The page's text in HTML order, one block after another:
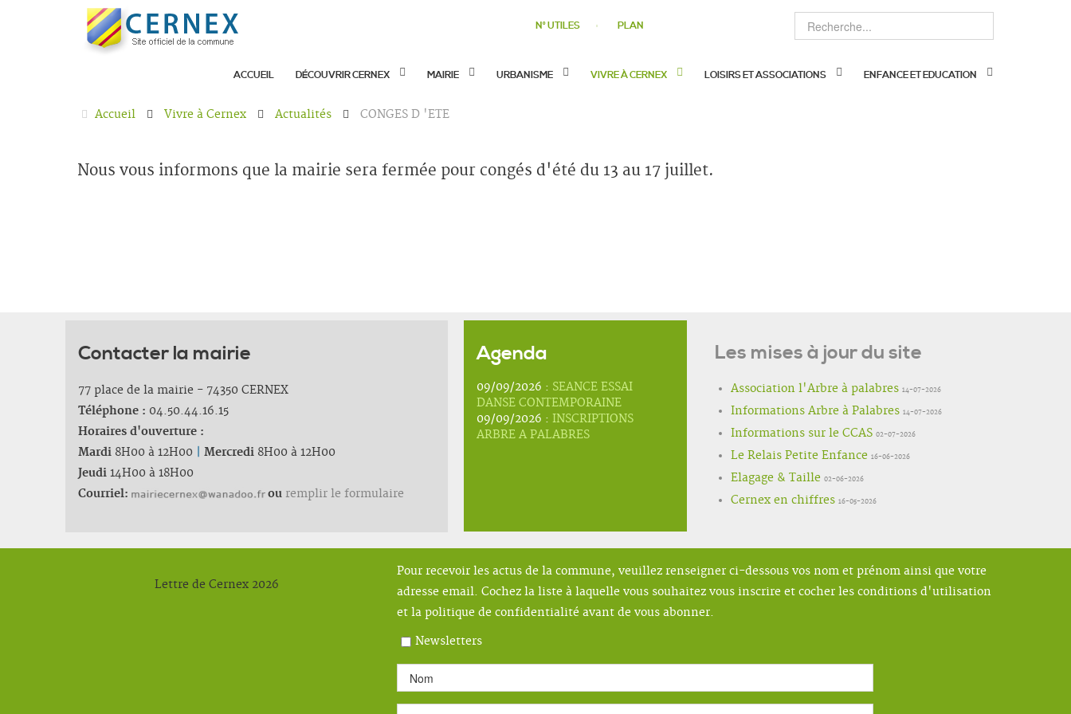
N° UTILES PLAN
ACCUEIL DÉCOUVRIR CERNEX MAIRIE URBANISME VIVRE À CERNEX LOISIRS ET ASSOCIATIONS ENFANCE ET EDUCATION
Accueil Vivre à Cernex Actualités CONGES D 'ETE
Nous vous informons que la mairie sera fermée pour congés d'été du 13 au 17 juillet.
Contacter la mairie
77 place de la mairie - 74350 CERNEX
Téléphone : 04.50.44.16.15
Horaires d'ouverture :
Mardi 8H00 à 12H00 Mercredi 8H00 à 12H00
Jeudi 14H00 à 18H00
Courriel:
ou remplir le formulaire
Agenda
09/09/2026 : SEANCE ESSAI
DANSE CONTEMPORAINE
09/09/2026 : INSCRIPTIONS
ARBRE A PALABRES
Les mises à jour du site
Association l'Arbre à palabres 14-07-2026
Informations Arbre à Palabres 14-07-2026
Informations sur le CCAS 02-07-2026
Le Relais Petite Enfance 16-06-2026
Elagage & Taille 02-06-2026
Cernex en chiffres 16-05-2026
Lettre de Cernex 2026
Pour recevoir les actus de la commune, veuillez renseigner ci-dessous vos nom et prénom ainsi que votre
adresse email. Cochez la liste à laquelle vous souhaitez vous inscrire et cocher les conditions d'utilisation
et la politique de confidentialité avant de vous abonner.
Newsletters